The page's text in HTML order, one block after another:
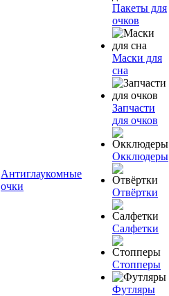
Антиглаукомные
очки
Пакеты для
очков
Маски для
сна
Запчасти
для очков
Окклюдеры
Отвёртки
Салфетки
Стопперы
Футляры